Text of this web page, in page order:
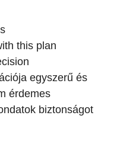
this plan
egyszerű és
érdemes
biztonságot